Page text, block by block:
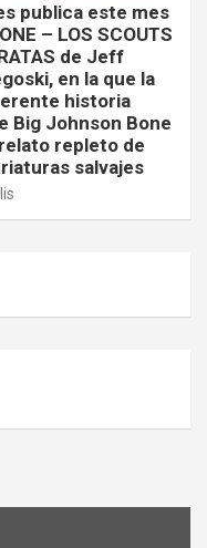
publica este mes
– LOS SCOUTS
de Jeff
en la que la
historia
Big Johnson Bone
repleto de
salvajes